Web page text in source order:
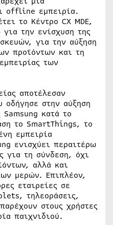
offline εμπειρία.
το Κέντρο CX MDE,
την ενίσχυση της
για την αύξηση
προϊόντων και τη
των
αποτέλεσαν
οδήγησε στην αύξηση
Samsung κατά το
το SmartThings, το
εμπειρία
ενισχύει περαιτέρω
για τη σύνδεση, όχι
αλλά και
μερών. Επιπλέον,
εταιρείες σε
τηλεοράσεις,
στους χρήστες
παιχνιδιού.